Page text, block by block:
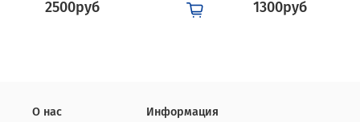
2500руб 1300руб
О нас Информация